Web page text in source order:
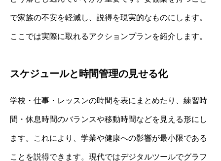
で家族の不安を軽減し、説得を現実的なものにします。
ここでは実際に取れるアクションプランを紹介します。
スケジュールと時間管理の見せる化
学校・仕事・レッスンの時間を表にまとめたり、練習時
間・休息時間のバランスや移動時間などを見える形にし
ます。これにより、学業や健康への影響が最小限である
ことを説得できます。現代ではデジタルツールでグラフ